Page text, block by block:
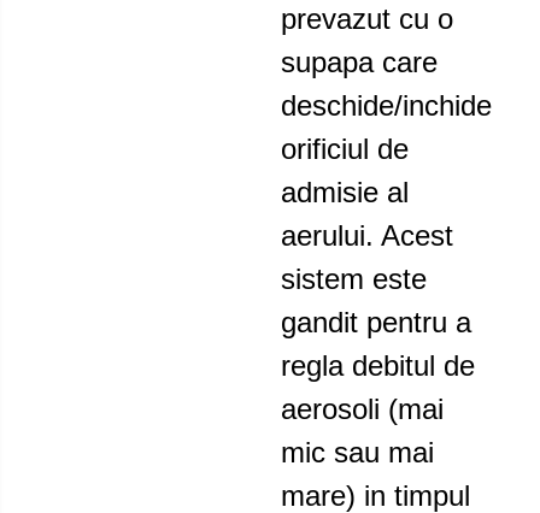
prevazut cu o
supapa care
deschide/inchide
orificiul de
admisie al
aerului. Acest
sistem este
gandit pentru a
regla debitul de
aerosoli (mai
mic sau mai
mare) in timpul